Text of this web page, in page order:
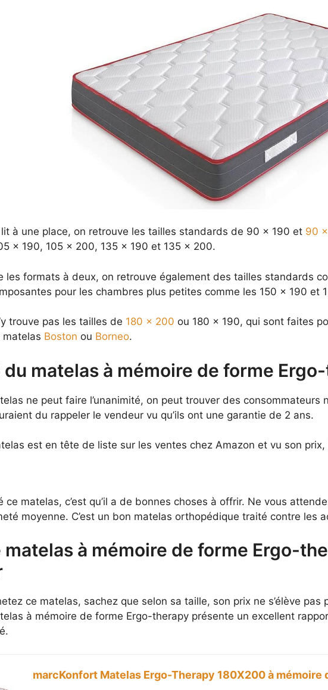
à une place, on retrouve les tailles standards de 90 x 190 et 90
x 190, 105 x 200, 135 x 190 et 135 x 200.
les formats à deux, on retrouve également des tailles standards
pour les chambres plus petites comme les 150 x 190 et
trouve pas les tailles de 180 x 200 ou 180 x 190, qui sont faites
matelas Boston ou Borneo.
matelas à mémoire de forme
ne peut faire l’unanimité, on peut trouver des consommateurs
du rappeler le vendeur vu qu’ils ont une garantie de 2 ans.
est en tête de liste sur les ventes chez Amazon et vu son
ce matelas, c’est qu’il a de bonnes choses à offrir. Ne vous
moyenne. C’est un bon matelas orthopédique traité contre les
à mémoire de forme Ergo-
ce matelas, sachez que selon sa taille, son prix ne s’élève
à mémoire de forme Ergo-therapy présente un excellent
marcKonfort Matelas Ergo-Therapy 180X200 à mémoire